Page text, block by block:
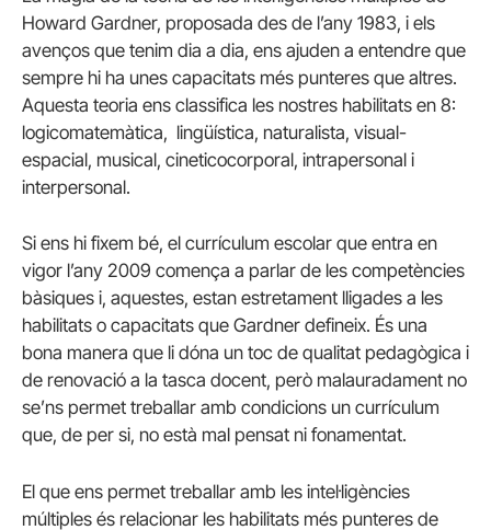
Howard Gardner, proposada des de l’any 1983, i els
avenços que tenim dia a dia, ens ajuden a entendre que
sempre hi ha unes capacitats més punteres que altres.
Aquesta teoria ens classifica les nostres habilitats en 8:
logicomatemàtica, lingüística, naturalista, visual-
espacial, musical, cineticocorporal, intrapersonal i
interpersonal.
Si ens hi fixem bé, el currículum escolar que entra en
vigor l’any 2009 comença a parlar de les competències
bàsiques i, aquestes, estan estretament lligades a les
habilitats o capacitats que Gardner defineix. És una
bona manera que li dóna un toc de qualitat pedagògica i
de renovació a la tasca docent, però malauradament no
se’ns permet treballar amb condicions un currículum
que, de per si, no està mal pensat ni fonamentat.
El que ens permet treballar amb les intel·ligències
múltiples és relacionar les habilitats més punteres de